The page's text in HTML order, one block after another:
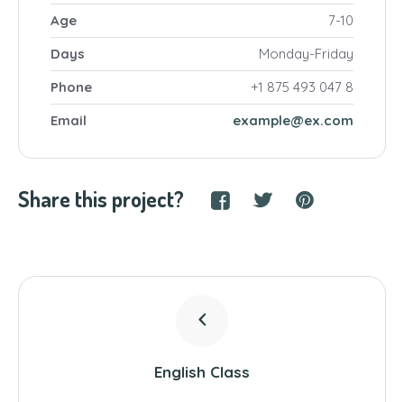
Age
7-10
Days
Monday-Friday
Phone
+1 875 493 047 8
Email
example@ex.com
Share this project?
English Class